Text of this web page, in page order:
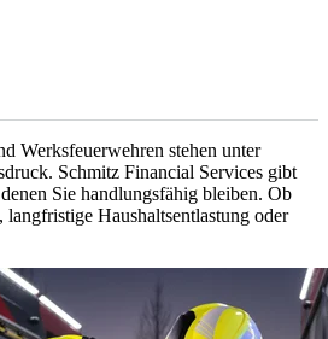
Werksfeuerwehren stehen unter
Schmitz Financial Services gibt
Sie handlungsfähig bleiben. Ob
Haushaltsentlastung oder